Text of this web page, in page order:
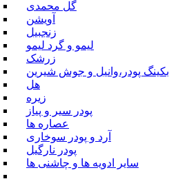
گل محمدی
آویشن
زنجبیل
لیمو و گرد لیمو
زرشک
بکینگ پودر،وانیل و جوش شیرین
هل
زیره
پودر سیر و پیاز
عصاره ها
آرد و پودر سوخاری
پودر نارگیل
سایر ادویه ها و چاشنی ها